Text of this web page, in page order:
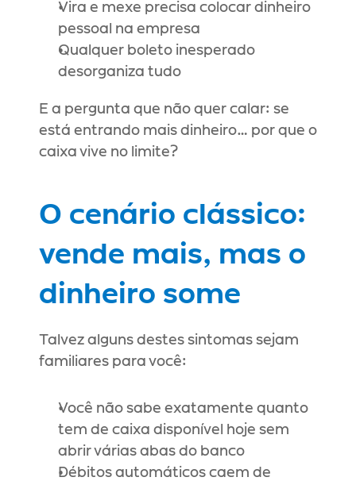
Vira e mexe precisa colocar dinheiro
pessoal na empresa
Qualquer boleto inesperado
desorganiza tudo
E a pergunta que não quer calar: se
está entrando mais dinheiro… por que o
caixa vive no limite?
O cenário clássico:
vende mais, mas o
dinheiro some
Talvez alguns destes sintomas sejam
familiares para você:
Você não sabe exatamente quanto
tem de caixa disponível hoje sem
abrir várias abas do banco
Débitos automáticos caem de